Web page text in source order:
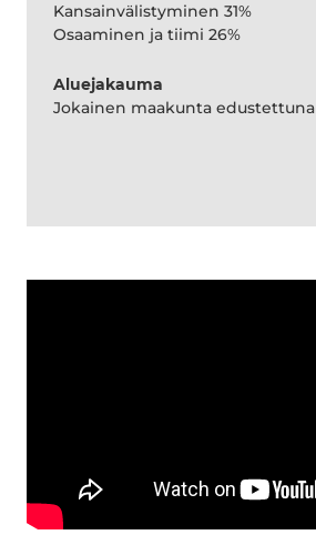
Kansainvälistyminen 31%
Osaaminen ja tiimi 26%
Aluejakauma
Jokainen maakunta edustettuna